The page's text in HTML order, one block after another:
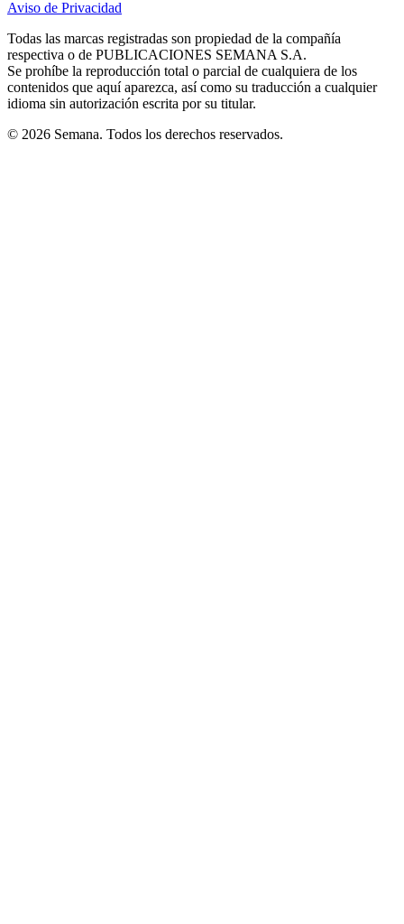
newnewnew
window
new
windowwindow
Aviso de Privacidad
new
window
Todas las marcas registradas son propiedad de la compañía
respectiva o de PUBLICACIONES SEMANA S.A.
Se prohíbe la reproducción total o parcial de cualquiera de los
contenidos que aquí aparezca, así como su traducción a cualquier
idioma sin autorización escrita por su titular.
© 2026 Semana. Todos los derechos reservados.